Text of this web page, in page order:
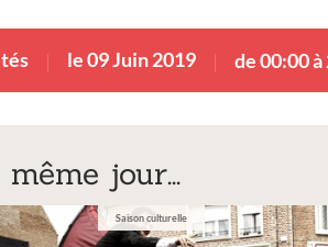
le 09 Juin 2019 de 00:00 à
même jour...
Saison culturelle